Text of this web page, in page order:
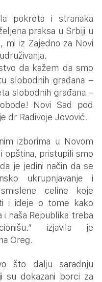
pokreta i stranaka
praksa u Srbiji u
mi iz Zajedno za Novi
da kažem da smo
slobodnih građana –
slobodnih građana –
Novi Sad pod
dr Radivoje Jovović.
izborima u Novom
opština, pristupili smo
je jedini način da se
ukrupnjavanje i
celine koje
i ideje o tome kako
i naša Republika treba
izjavila je
Oreg.
što dalju saradnju
su dokazani borci za